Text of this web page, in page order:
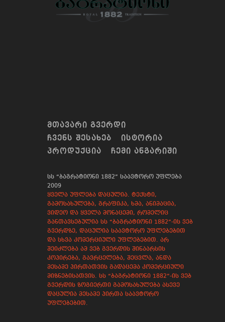
ᲛᲗᲐᲕᲐᲠᲘ ᲒᲕᲔᲠᲓᲘ
ᲩᲕᲔᲜᲡ ᲨᲔᲡᲐᲮᲔᲑ
ᲘᲡᲢᲝᲠᲘᲐ
ᲞᲠᲝᲓᲣᲥᲪᲘᲐ
ᲩᲔᲛᲘ ᲐᲜᲒᲐᲠᲘᲨᲘ
სს “ბაგრატიონი 1882” საავტორო უფლება
2009
ყველა უფლება დაცულია. ტექსტი,
გამოსახულება, გრაფიკა, ხმა, ანიმაცია,
ვიდეო და ყველა მონაცემი, რომელიც
განთავსებულია სს “ბაგრატიონი 1882”-ის ვებ
გვერდზე, დაცულია საავტორო უფლებებით
და სხვა კომერციული უფლებებით. არ
შეიძლება ამ ვებ გვერდის შინაარსის
კოპირება, გავრცელება, შეცვლა, ანდა
მესამე პირთათვის გადაცემა კომერციული
მიზნებისათვის. სს “ბაგრატიონი 1882”-ის ვებ
გვერდის ზოგიერთი გამოსახულება ასევე
დაცულია მესამე პირთა საავტორო
უფლებებით.